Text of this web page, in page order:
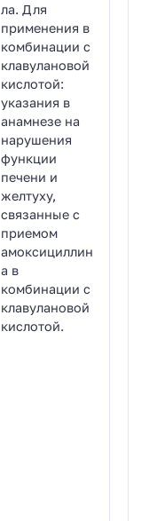
ла. Для
применения в
комбинации с
клавулановой
кислотой:
указания в
анамнезе на
нарушения
функции
печени и
желтуху,
связанные с
приемом
амоксициллин
а в
комбинации с
клавулановой
кислотой.